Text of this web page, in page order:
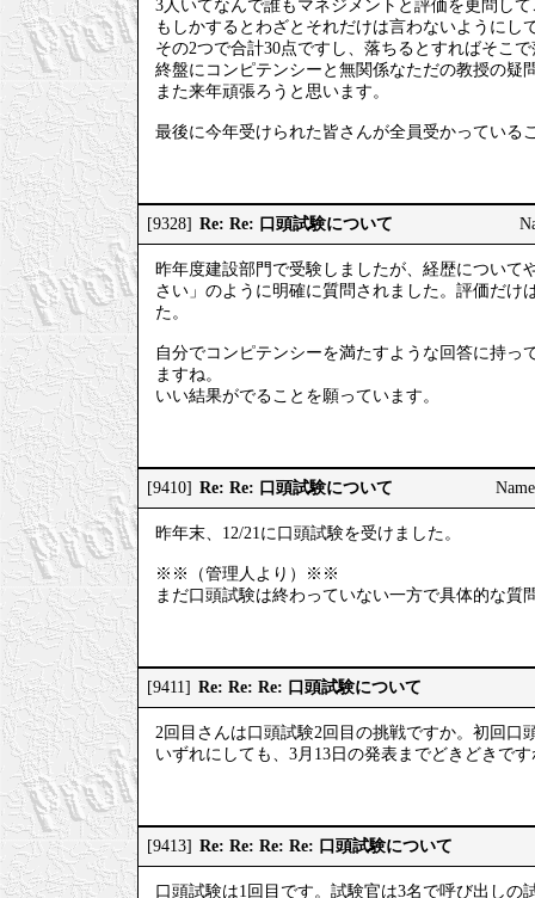
3人いてなんで誰もマネジメントと評価を更問し
もしかするとわざとそれだけは言わないように
その2つで合計30点ですし、落ちるとすればそこ
終盤にコンピテンシーと無関係なただの教授の疑
また来年頑張ろうと思います。
最後に今年受けられた皆さんが全員受かっている
[9328] Re: Re: 口頭試験について
昨年度建設部門で受験しましたが、経歴につい
さい」のように明確に質問されました。評価だ
た。
自分でコンピテンシーを満たすような回答に持
ますね。
いい結果がでることを願っています。
[9410] Re: Re: 口頭試験について
昨年末、12/21に口頭試験を受けました。
※※（管理人より）※※
まだ口頭試験は終わっていない一方で具体的な
[9411] Re: Re: Re: 口頭試験について
2回目さんは口頭試験2回目の挑戦ですか。初回口
いずれにしても、3月13日の発表までどきどきです
[9413] Re: Re: Re: Re: 口頭試験について
口頭試験は1回目です。試験官は3名で呼び出し